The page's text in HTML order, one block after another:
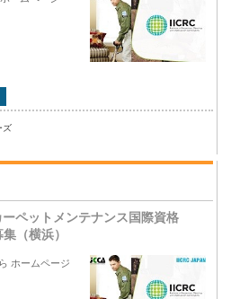
ズ
ペットメンテナンス国際資格
（横浜）
ホームページ